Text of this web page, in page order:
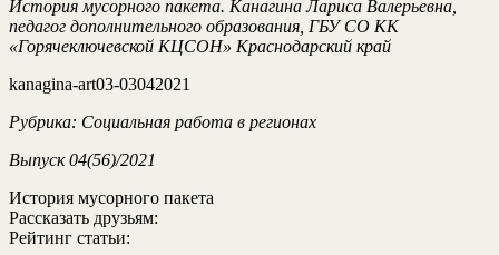
История мусорного пакета. Канагина Лариса Валерьевна,
педагог дополнительного образования, ГБУ СО КК
«Горячеключевской КЦСОН» Краснодарский край
kanagina-art03-03042021
Рубрика: Социальная работа в регионах
Выпуск 04(56)/2021
История мусорного пакета
Рассказать друзьям:
Рейтинг статьи: